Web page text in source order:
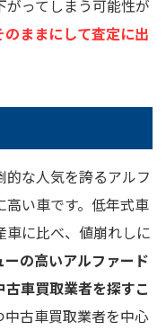
ってしまう可能性が
ままにして査定に出
な人気を誇るアルフ
い車です。低年式車
に比べ、値崩れしに
ーの高いアルファード
車買取業者を探すこ
古車買取業者を中心